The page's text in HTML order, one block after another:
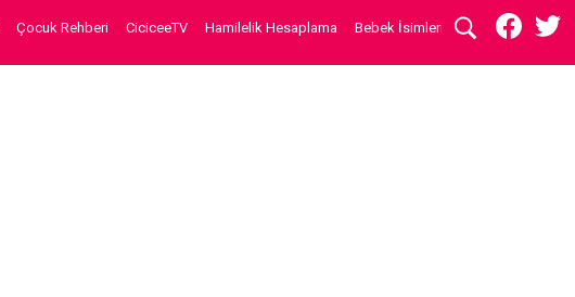
Çocuk Rehberi CiciceeTV Hamilelik Hesaplama Bebek İsimleri